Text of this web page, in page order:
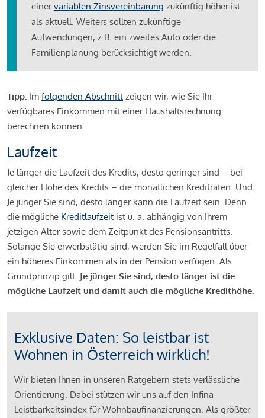
einervariablen Zinsvereinbarung zukünftig höher ist
als aktuell. Weiters sollten zukünftige
Aufwendungen, z.B. ein zweites Auto oder die
Familienplanung berücksichtigt werden.
Tipp: Im folgenden Abschnitt zeigen wir, wie Sie Ihr
verfügbares Einkommen mit einer Haushaltsrechnung
berechnen können.
Laufzeit
Je länger die Laufzeit des Kredits, desto geringer sind – bei
gleicher Höhe des Kredits – die monatlichen Kreditraten. Und:
Je jünger Sie sind, desto länger kann die Laufzeit sein. Denn
die mögliche Kreditlaufzeit ist u. a. abhängig von Ihrem
jetzigen Alter sowie dem Zeitpunkt des Pensionsantritts.
Solange Sie erwerbstätig sind, werden Sie im Regelfall über
ein höheres Einkommen als in der Pension verfügen. Als
Grundprinzip gilt: Je jünger Sie sind, desto länger ist die
mögliche Laufzeit und damit auch die mögliche Kredithöhe.
Exklusive Daten: So leistbar ist
Wohnen in Österreich wirklich!
Wir bieten Ihnen in unseren Ratgebern stets verlässliche
Orientierung. Dabei stützen wir uns auf den Infina
Leistbarkeitsindex für Wohnbaufinanzierungen. Als größter